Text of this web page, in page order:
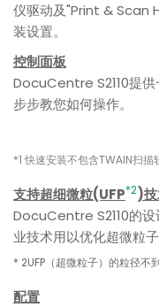
仪驱动及"Print & Scan
装设置。
控制面板
DocuCentre S2110提
步步教您如何操作。
*1 快速安装不包含TWAIN扫描
支持超细微粒(UFP*2)
DocuCentre S2110的
业技术用以优化超微粒子
* 2UFP（超微粒子）的粒径不
配置